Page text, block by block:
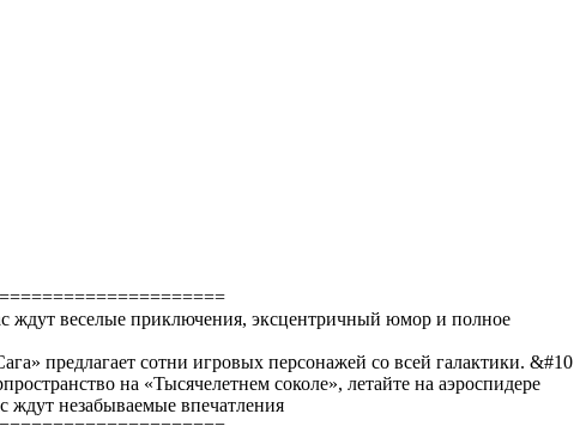
ждут веселые приключения, эксцентричный юмор и полное
предлагает сотни игровых персонажей со всей галактики. &#10
на «Тысячелетнем соколе», летайте на аэроспидере
незабываемые впечатления